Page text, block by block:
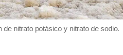
de nitrato potásico y nitrato de sodio.